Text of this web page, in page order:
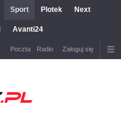
Sport Plotek Next
Avanti24
Poczta Radio Zaloguj się